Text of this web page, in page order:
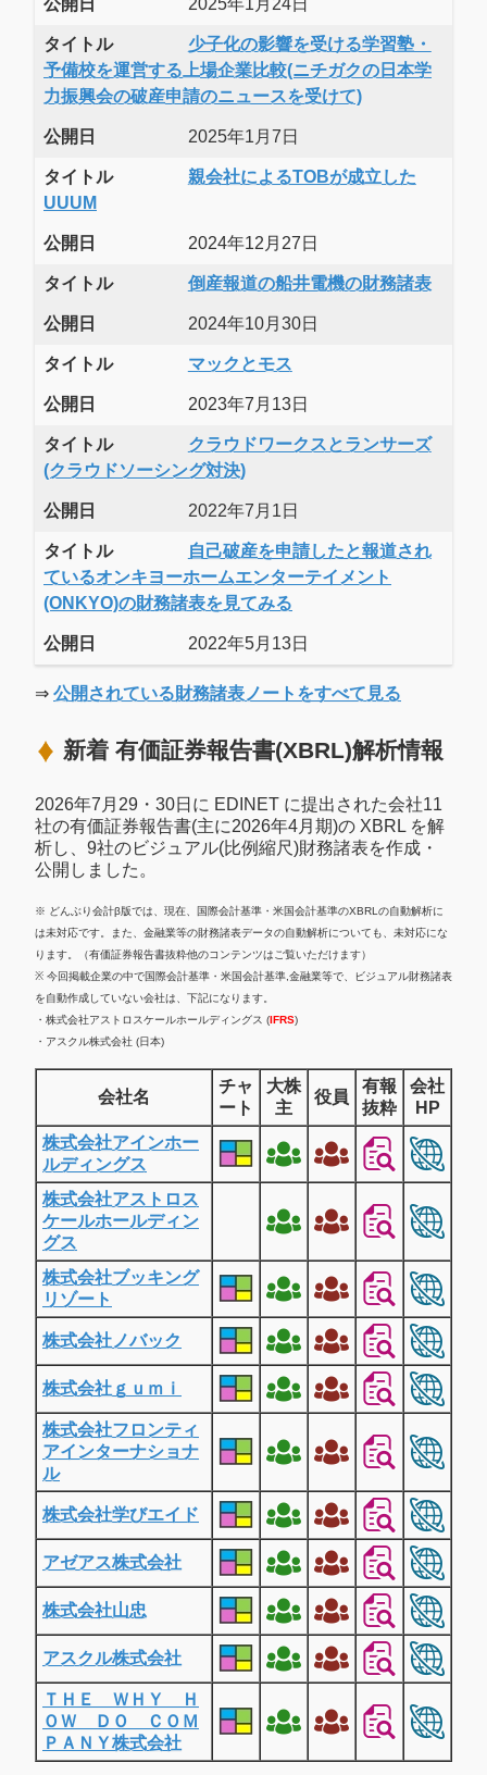
公開日 2025年1月24日
タイトル
少子化の影響を受ける学習塾・
予備校を運営する上場企業比較(ニチガクの日本学
力振興会の破産申請のニュースを受けて)
公開日 2025年1月7日
タイトル
親会社によるTOBが成立した
UUUM
公開日 2024年12月27日
タイトル 倒産報道の船井電機の財務諸表
公開日 2024年10月30日
タイトル マックとモス
公開日 2023年7月13日
タイトル
クラウドワークスとランサーズ
(クラウドソーシング対決)
公開日 2022年7月1日
タイトル
自己破産を申請したと報道され
ているオンキヨーホームエンターテイメント
(ONKYO)の財務諸表を見てみる
公開日 2022年5月13日
⇒ 公開されている財務諸表ノートをすべて見る
新着 有価証券報告書(XBRL)解析情報
2026年7月29・30日に EDINET に提出された会社11
社の有価証券報告書(主に2026年4月期)の XBRL を解
析し、9社のビジュアル(比例縮尺)財務諸表を作成・
公開しました。
※ どんぶり会計β版では、現在、国際会計基準・米国会計基準のXBRLの自動解析に
は未対応です。また、金融業等の財務諸表データの自動解析についても、未対応にな
ります。（有価証券報告書抜粋他のコンテンツはご覧いただけます）
※ 今回掲載企業の中で国際会計基準・米国会計基準,金融業等で、ビジュアル財務諸表
を自動作成していない会社は、下記になります。
・株式会社アストロスケールホールディングス (IFRS)
・アスクル株式会社 (日本)
会社名
チャ
ート
大株
主
役員
有報
抜粋
会社
HP
株式会社アインホー
ルディングス
株式会社アストロス
ケールホールディン
グス
株式会社ブッキング
リゾート
株式会社ノバック
株式会社ｇｕｍｉ
株式会社フロンティ
アインターナショナ
ル
株式会社学びエイド
アゼアス株式会社
株式会社山忠
アスクル株式会社
ＴＨＥ ＷＨＹ Ｈ
ＯＷ ＤＯ ＣＯＭ
ＰＡＮＹ株式会社